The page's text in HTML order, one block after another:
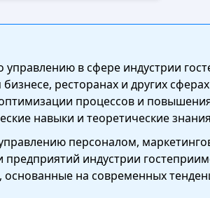
управлению в сфере индустрии
ресторанах и других
процессов и
навыки и теоретические
персоналом,
индустрии
на современных